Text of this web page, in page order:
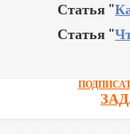
Статья "
Статья "